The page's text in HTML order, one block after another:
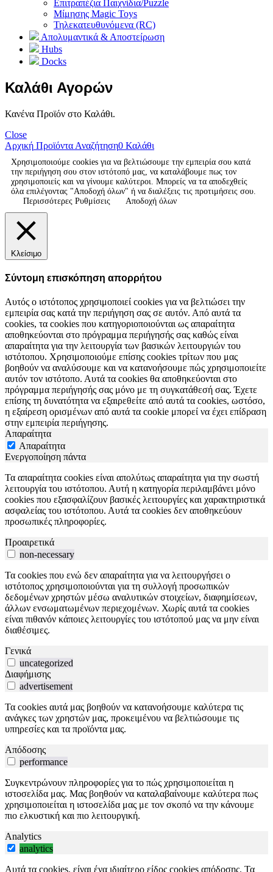
Επιτραπέζια Παιχνίδια/Puzzle
Μίμησης Magic Toys
Τηλεκατευθυνόμενα (RC)
Απολυμαντικά & Αποστείρωση
Hubs
Docks
Καλάθι Αγορών
Κανένα Προϊόν στο Καλάθι.
Close
Αρχική Προϊόντα Αναζήτηση0 Καλάθι
Χρησιμοποιούμε cookies για να βελτιώσουμε την εμπειρία σου κατά
την περιήγηση σου στον ιστότοπό μας, να καταλάβουμε πως τον
χρησιμοποιείς και να γίνουμε καλύτεροι. Μπορείς να τα αποδεχθείς
όλα επιλέγοντας "Αποδοχή όλων" ή να διαλέξεις τις προτιμήσεις σου.
Περισσότερες Ρυθμίσεις
Αποδοχή όλων
Κλείσιμο
Σύντομη επισκόπηση απορρήτου
Αυτός ο ιστότοπος χρησιμοποιεί cookies για να βελτιώσει την
εμπειρία σας κατά την περιήγηση σας σε αυτόν. Από αυτά τα
cookies, τα cookies που κατηγοριοποιούνται ως απαραίτητα
αποθηκεύονται στο πρόγραμμα περιήγησής σας καθώς είναι
απαραίτητα για την λειτουργία των βασικών λειτουργιών του
ιστότοπου. Χρησιμοποιούμε επίσης cookies τρίτων που μας
βοηθούν να αναλύσουμε και να κατανοήσουμε πώς χρησιμοποιείτε
αυτόν τον ιστότοπο. Αυτά τα cookies θα αποθηκεύονται στο
πρόγραμμα περιήγησής σας μόνο με τη συγκατάθεσή σας. Έχετε
επίσης τη δυνατότητα να εξαιρεθείτε από αυτά τα cookies, ωστόσο,
η εξαίρεση ορισμένων από αυτά τα cookie μπορεί να έχει επίδραση
στην εμπειρία περιήγησης.
Απαραίτητα
Απαραίτητα
Ενεργοποίηση πάντα
Τα απαραίτητα cookies είναι απολύτως απαραίτητα για την σωστή
λειτουργία του ιστότοπου. Αυτή η κατηγορία περιλαμβάνει μόνο
cookies που εξασφαλίζουν βασικές λειτουργίες και χαρακτηριστικά
ασφαλείας του ιστότοπου. Αυτά τα cookies δεν αποθηκεύουν
προσωπικές πληροφορίες.
Προαιρετικά
non-necessary
Τα cookies που ενώ δεν απαραίτητα για να λειτουργήσει ο
ιστότοπος χρησιμοποιούνται για τη συλλογή προσωπικών
δεδομένων χρηστών μέσω αναλυτικών στοιχείων, διαφημίσεων,
άλλων ενσωματωμένων περιεχομένων. Χωρίς αυτά τα cookies
είναι πιθανόν κάποιες λειτουργίες του ιστότοπού μας να μην είναι
διαθέσιμες.
Γενικά
uncategorized
Διαφήμισης
advertisement
Τα cookies αυτά μας βοηθούν να κατανοήσουμε καλύτερα τις
ανάγκες των χρηστών μας, προκειμένου να βελτιώσουμε τις
υπηρεσίες και τα προϊόντα μας.
Απόδοσης
performance
Συγκεντρώνουν πληροφορίες για το πώς χρησιμοποιείται η
ιστοσελίδα μας. Μας βοηθούν να καταλαβαίνουμε καλύτερα πως
χρησιμοποιείται η ιστοσελίδα μας με τον σκοπό να την κάνουμε
πιο ελκυστική και πιο λειτουργική.
Analytics
analytics
Αυτά τα cookies, είναι ένα ιδιαίτερο είδος cookies απόδοσης. Τα